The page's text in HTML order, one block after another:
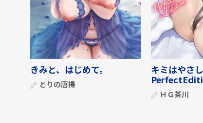
きみと、はじめて。
とりの唐揚
キミはやさ
ＨＧ茶川